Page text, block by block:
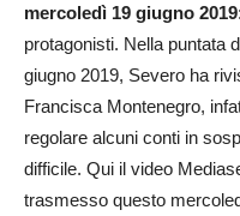
mercoledì 19 giugno 2019
protagonisti. Nella puntata
giugno 2019, Severo ha
Francisca Montenegro,
regolare alcuni conti in
difficile. Qui il video
trasmesso questo